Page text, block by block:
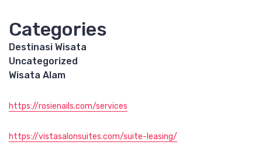
Categories
Destinasi Wisata
Uncategorized
Wisata Alam
https://rosienails.com/services
https://vistasalonsuites.com/suite-leasing/